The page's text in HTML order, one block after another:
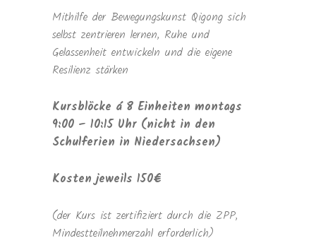
Mithilfe der Bewegungskunst Qigong sich
selbst zentrieren lernen, Ruhe und
Gelassenheit entwickeln und die eigene
Resilienz stärken
Kursblöcke á 8 Einheiten montags
9:00 – 10:15 Uhr (nicht in den
Schulferien in Niedersachsen)
Kosten jeweils 150€
(der Kurs ist zertifiziert durch die ZPP,
Mindestteilnehmerzahl erforderlich)